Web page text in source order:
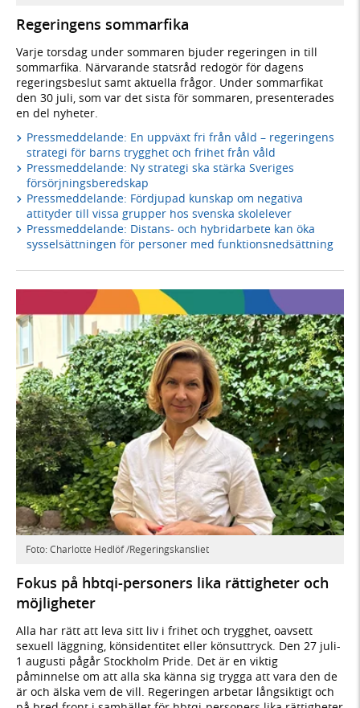
Regeringens sommarfika
Varje torsdag under sommaren bjuder regeringen in till
sommarfika. Närvarande statsråd redogör för dagens
regeringsbeslut samt aktuella frågor. Under sommarfikat
den 30 juli, som var det sista för sommaren, presenterades
en del nyheter.
Pressmeddelande: En uppväxt fri från våld – regeringens
strategi för barns trygghet och frihet från våld
Pressmeddelande: Ny strategi ska stärka Sveriges
försörjningsberedskap
Pressmeddelande: Fördjupad kunskap om negativa
attityder till vissa grupper hos svenska skolelever
Pressmeddelande: Distans- och hybridarbete kan öka
sysselsättningen för personer med funktionsnedsättning
Foto: Charlotte Hedlöf /Regeringskansliet
Fokus på hbtqi-personers lika rättigheter och
möjligheter
Alla har rätt att leva sitt liv i frihet och trygghet, oavsett
sexuell läggning, könsidentitet eller könsuttryck. Den 27 juli-
1 augusti pågår Stockholm Pride. Det är en viktig
påminnelse om att alla ska känna sig trygga att vara den de
är och älska vem de vill. Regeringen arbetar långsiktigt och